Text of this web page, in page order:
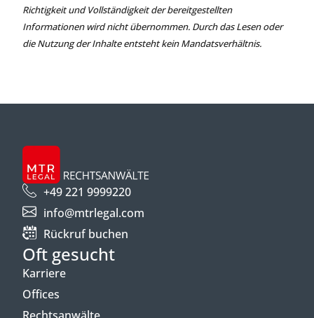
Richtigkeit und Vollständigkeit der bereitgestellten
Informationen wird nicht übernommen. Durch das Lesen oder
die Nutzung der Inhalte entsteht kein Mandatsverhältnis.
+49 221 9999220
info@mtrlegal.com
Rückruf buchen
Oft gesucht
Karriere
Offices